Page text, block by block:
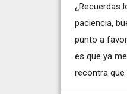
¿Recuerdas
paciencia,
punto a
es que ya
recontra que